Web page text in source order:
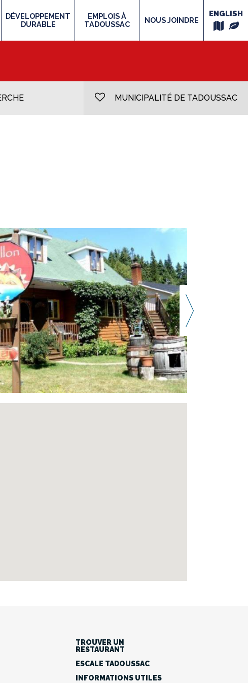
DÉVELOPPEMENT
DURABLE
EMPLOIS À
TADOUSSAC
NOUS JOINDRE
ENGLISH
MUNICIPALITÉ DE TADOUSSAC
TROUVER UN
RESTAURANT
ESCALE TADOUSSAC
INFORMATIONS UTILES